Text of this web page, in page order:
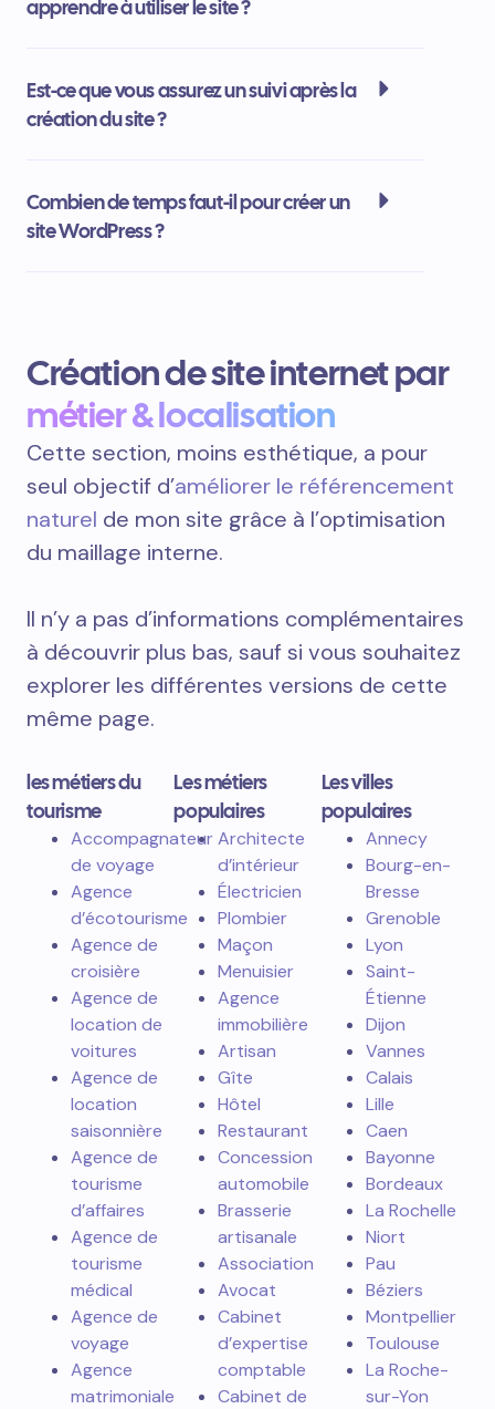
apprendre à utiliser le site ?
Est-ce que vous assurez un suivi après la
création du site ?
Combien de temps faut-il pour créer un
site WordPress ?
Création de site internet par
métier & localisation
Cette section, moins esthétique, a pour
seul objectif d’améliorer le référencement
naturel de mon site grâce à l’optimisation
du maillage interne.
Il n’y a pas d’informations complémentaires
à découvrir plus bas, sauf si vous souhaitez
explorer les différentes versions de cette
même page.
les métiers du
tourisme
Accompagnateur
de voyage
Agence
d’écotourisme
Agence de
croisière
Agence de
location de
voitures
Agence de
location
saisonnière
Agence de
tourisme
d’affaires
Agence de
tourisme
médical
Agence de
voyage
Agence
matrimoniale
Les métiers
populaires
Architecte
d’intérieur
Électricien
Plombier
Maçon
Menuisier
Agence
immobilière
Artisan
Gîte
Hôtel
Restaurant
Concession
automobile
Brasserie
artisanale
Association
Avocat
Cabinet
d’expertise
comptable
Cabinet de
Les villes
populaires
Annecy
Bourg-en-
Bresse
Grenoble
Lyon
Saint-
Étienne
Dijon
Vannes
Calais
Lille
Caen
Bayonne
Bordeaux
La Rochelle
Niort
Pau
Béziers
Montpellier
Toulouse
La Roche-
sur-Yon